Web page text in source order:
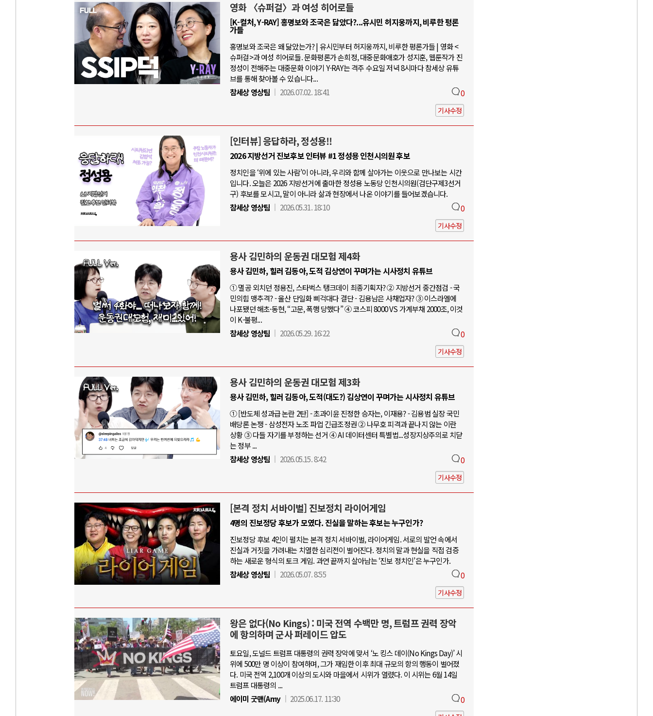
영화 〈슈퍼걸〉과 여성 히어로들
[K-컬처, Y-RAY] 홍명보와 조국은 닮았다?...유시민 허지웅까지, 비루한 평론
가들
홍명보와 조국은 왜 닮았는가? | 유시민부터 허지웅까지, 비루한 평론가들 | 영화 <
슈퍼걸>과 여성 히어로들. 문화평론가 손희정, 대중문화애호가 성지훈, 웹툰작가 진
정성이 전해주는 대중문화 이야기 Y-RAY는 격주 수요일 저녁 8시마다 참세상 유튜
브를 통해 찾아볼 수 있습니다...
참세상 영상팀
2026.07.02. 18:41 0
기사수정
[인터뷰] 응답하라, 정성용!!
2026 지방선거 진보후보 인터뷰 #1 정성용 인천시의원 후보
정치인을 ‘위에 있는 사람’이 아니라, 우리와 함께 살아가는 이웃으로 만나보는 시간
입니다. 오늘은 2026 지방선거에 출마한 정성용 노동당 인천시의원(검단구제3선거
구) 후보를 모시고, 말이 아니라 삶과 현장에서 나온 이야기를 들어보겠습니다.
참세상 영상팀
2026.05.31. 18:10 0
기사수정
용사 김민하의 운동권 대모험 제4화
용사 김민하, 힐러 김동아, 도적 김상연이 꾸며가는 시사정치 유튜브
① 멸공 외치던 정용진, 스타벅스 탱크데이 최종기획자? ② 지방선거 중간점검 - 국
민의힘 맹추격? - 울산 단일화 삐걱대다 결단 - 김용남은 사채업자? ③ 이스라엘에
나포됐던 해초·동현, “고문, 폭행 당했다” ④ 코스피 8000 VS 가계부채 2000조, 이것
이 K-불평...
참세상 영상팀
2026.05.29. 16:22 0
기사수정
용사 김민하의 운동권 대모험 제3화
용사 김민하, 힐러 김동아, 도적(대도?) 김상연이 꾸며가는 시사정치 유튜브
① [반도체 성과급 논란 2탄] - 초과이윤 진정한 승자는, 이재용? - 김용범 실장 국민
배당론 논쟁 - 삼성전자 노조 파업 긴급조정권 ② 나무호 피격과 끝나지 않는 이란
상황 ③ 다들 자기를 부정하는 선거 ④ AI 데이터센터 특별법...성장지상주의로 치닫
는 정부 ...
참세상 영상팀
2026.05.15. 8:42 0
기사수정
[본격 정치 서바이벌] 진보정치 라이어게임
4명의 진보정당 후보가 모였다. 진실을 말하는 후보는 누구인가?
진보정당 후보 4인이 펼치는 본격 정치 서바이벌, 라이어게임. 서로의 발언 속에서
진실과 거짓을 가려내는 치열한 심리전이 벌어진다. 정치의 말과 현실을 직접 검증
하는 새로운 형식의 토크 게임. 과연 끝까지 살아남는 ‘진보 정치인’은 누구인가.
참세상 영상팀
2026.05.07. 8:55 0
기사수정
왕은 없다(No Kings) : 미국 전역 수백만 명, 트럼프 권력 장악
에 항의하며 군사 퍼레이드 압도
토요일, 도널드 트럼프 대통령의 권력 장악에 맞서 ‘노 킹스 데이(No Kings Day)’ 시
위에 500만 명 이상이 참여하며, 그가 재임한 이후 최대 규모의 항의 행동이 벌어졌
다. 미국 전역 2,100개 이상의 도시와 마을에서 시위가 열렸다. 이 시위는 6월 14일
트럼프 대통령의 ...
에이미 굿맨(Amy
2025.06.17. 11:30 0